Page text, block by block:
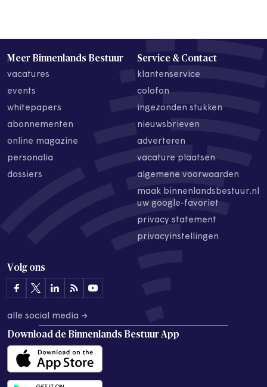
Meer Binnenlands Bestuur
vacatures
events
whitepapers
abonnementen
online magazine
personalia
dossiers
Service & Contact
klantenservice
colofon
ingezonden stukken
nieuwsbrieven
adverteren
vacature plaatsen
algemene voorwaarden
maak binnenlandsbestuur.nl
uw google-favoriet
privacy statement
privacyinstellingen
Volg ons
alle social media →
Download de Binnenlands Bestuur App